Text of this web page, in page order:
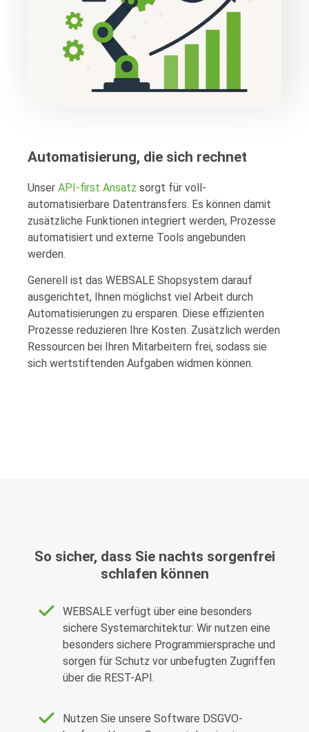
Automatisierung, die sich rechnet
Unser API-first Ansatz sorgt für voll-
automatisierbare Datentransfers. Es können damit
zusätzliche Funktionen integriert werden, Prozesse
automatisiert und externe Tools angebunden
werden.
Generell ist das WEBSALE Shopsystem darauf
ausgerichtet, Ihnen möglichst viel Arbeit durch
Automatisierungen zu ersparen. Diese effizienten
Prozesse reduzieren Ihre Kosten. Zusätzlich werden
Ressourcen bei Ihren Mitarbeitern frei, sodass sie
sich wertstiftenden Aufgaben widmen können.
So sicher, dass Sie nachts sorgenfrei
schlafen können
WEBSALE verfügt über eine besonders
sichere Systemarchitektur: Wir nutzen eine
besonders sichere Programmiersprache und
sorgen für Schutz vor unbefugten Zugriffen
über die REST-API.
Nutzen Sie unsere Software DSGVO-